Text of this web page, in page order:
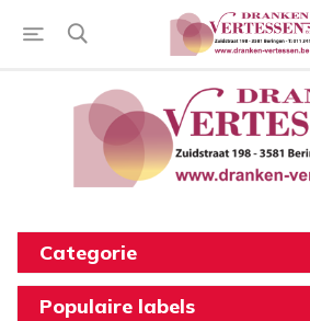
Categorie
Populaire labels